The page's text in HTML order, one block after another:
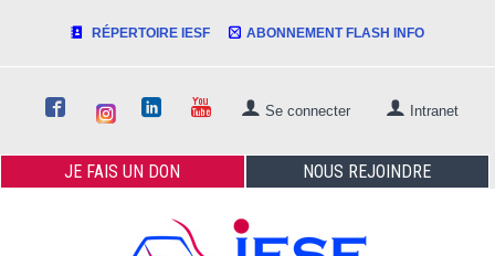
RÉPERTOIRE IESF ABONNEMENT FLASH INFO
Se connecter Intranet
JE FAISUN DON NOUS REJOINDRE